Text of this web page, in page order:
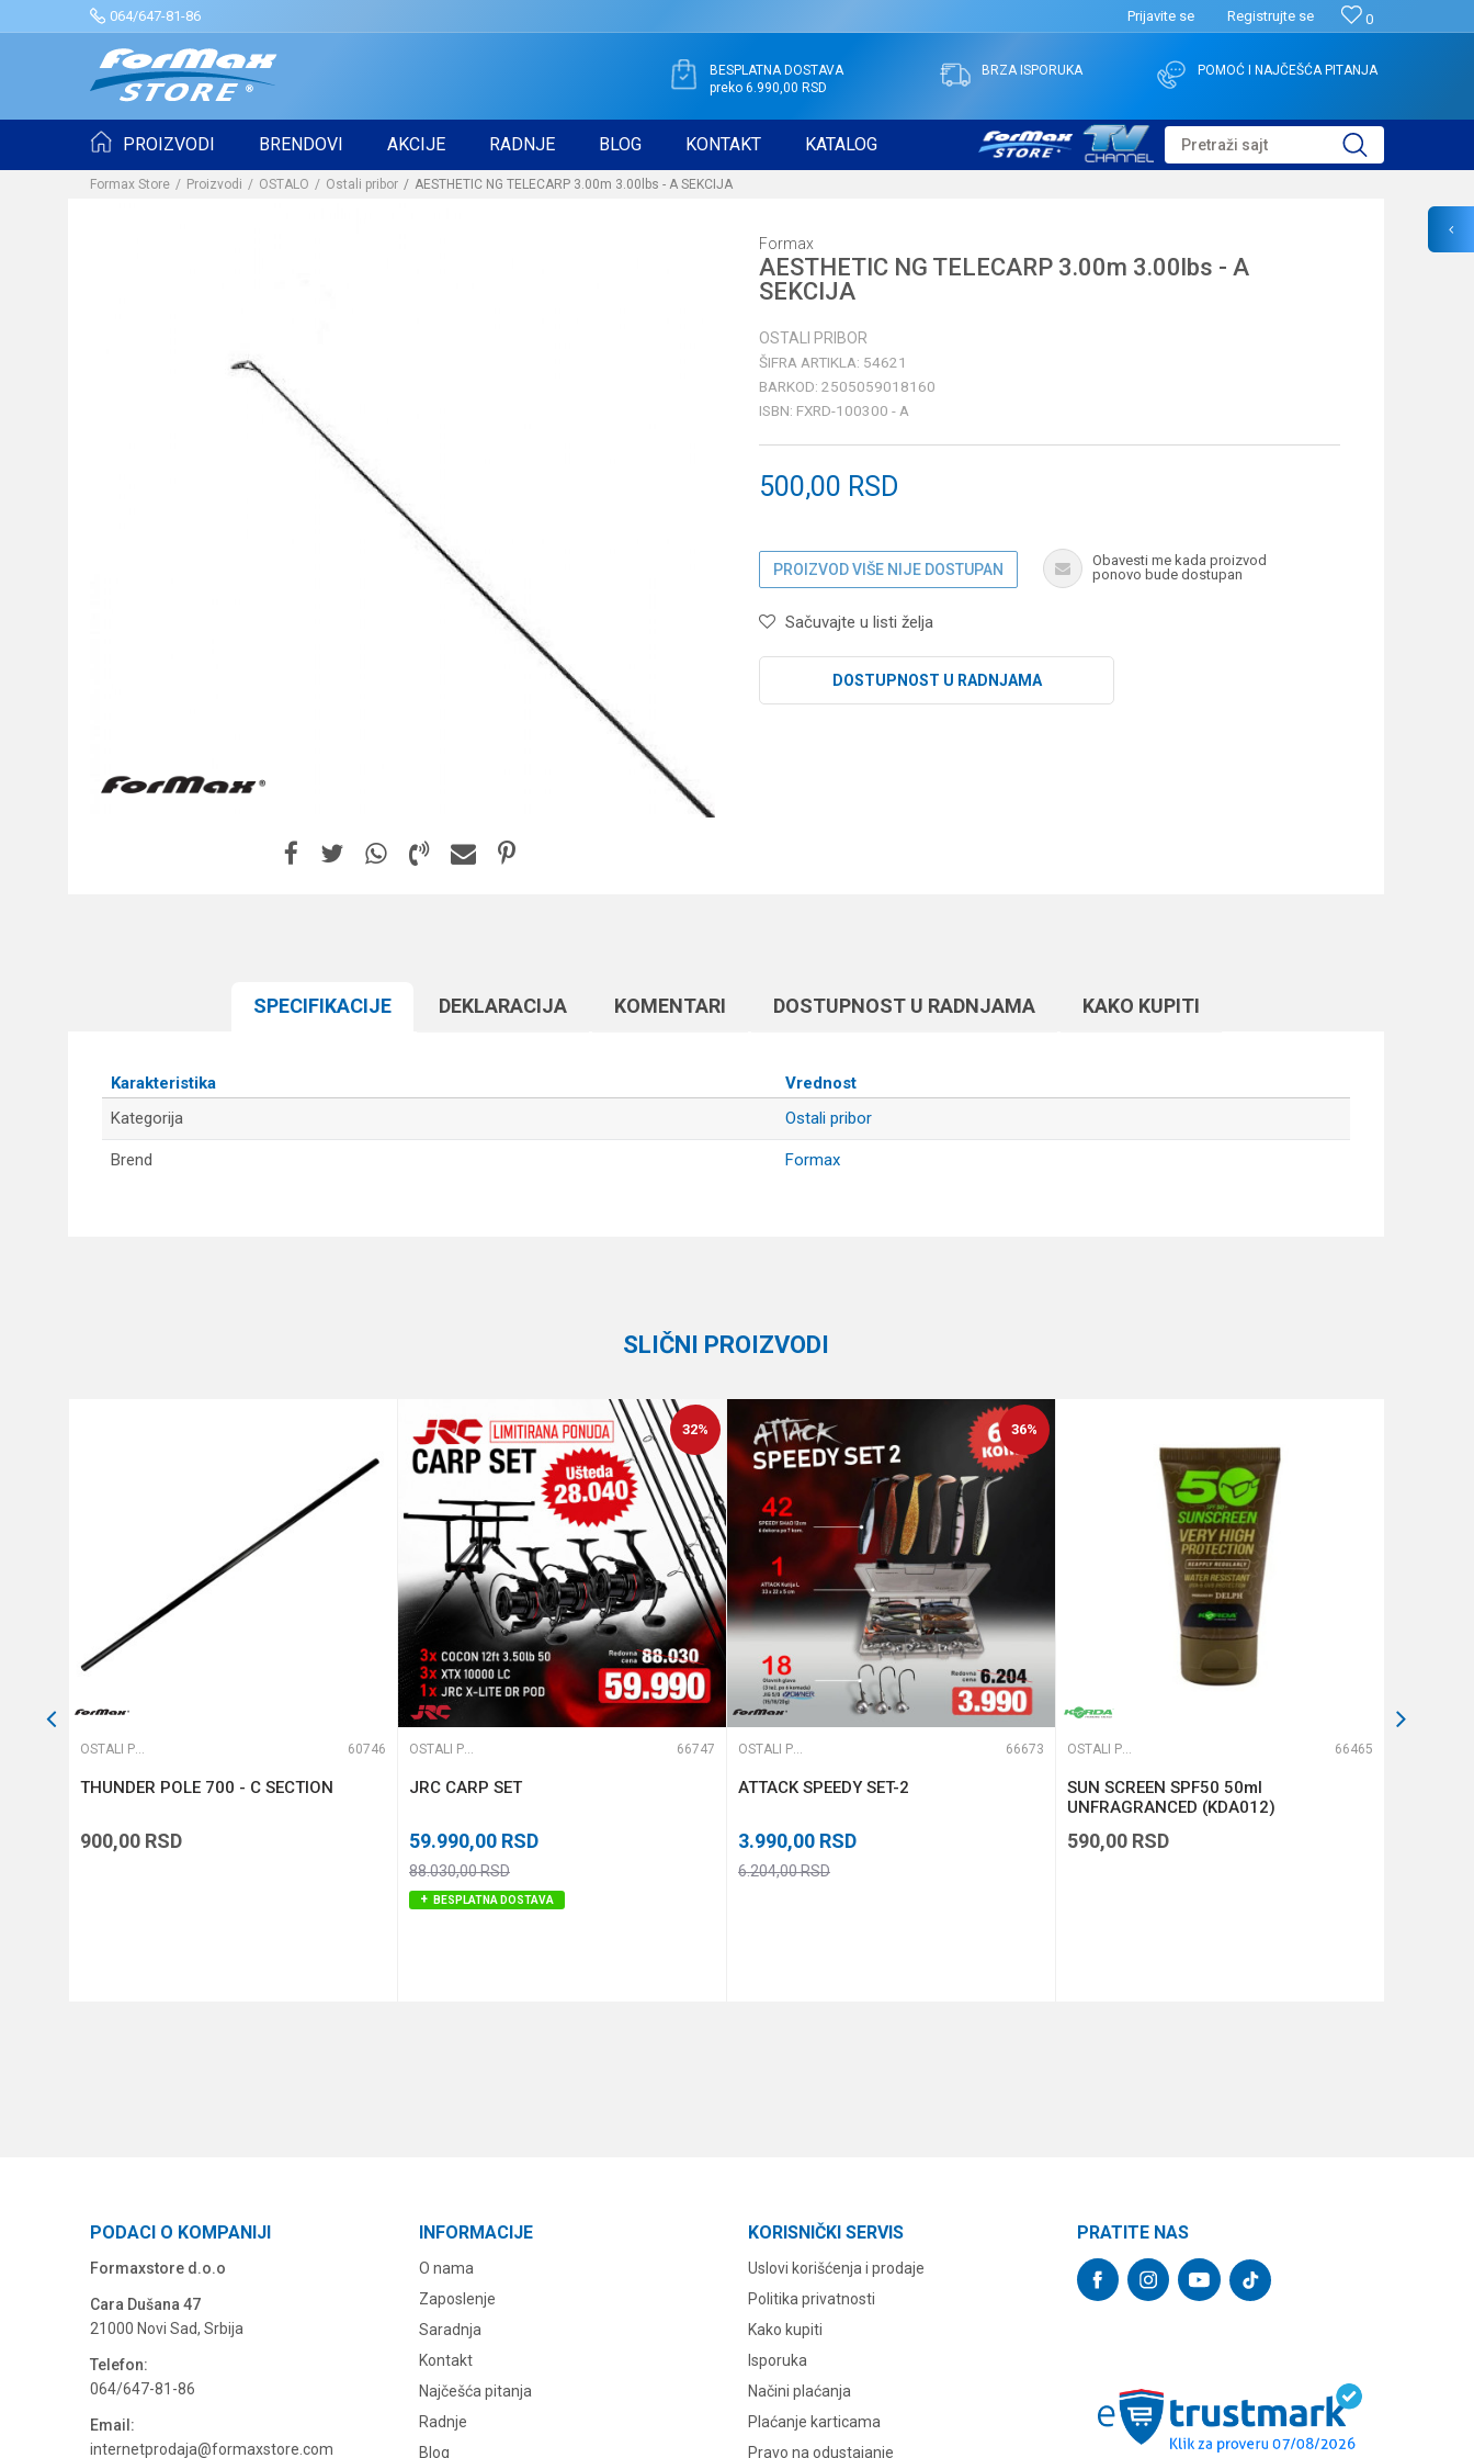
064/647-81-86 0
Prijavite se Registrujte se
BESPLATNA DOSTAVA
preko 6.990,00 RSD
BRZA ISPORUKA POMOĆ I NAJČEŠĆA PITANJA
PROIZVODI BRENDOVI AKCIJE RADNJE BLOG KONTAKT KATALOG Pretraži sajt
Formax Store Proizvodi OSTALO Ostali pribor AESTHETIC NG TELECARP 3.00m 3.00lbs - A SEKCIJA
Formax
AESTHETIC NG TELECARP 3.00m 3.00lbs - A
SEKCIJA
OSTALI PRIBOR
ŠIFRA ARTIKLA: 54621
BARKOD: 2505059018160
ISBN: FXRD-100300 - A
500,00 RSD
PROIZVOD VIŠE NIJE DOSTUPAN
Obavesti me kada proizvod
ponovo bude dostupan
Sačuvajte u listi želja
DOSTUPNOST U RADNJAMA
SPECIFIKACIJЕ DEKLARACIJA KOMENTARI DOSTUPNOST U RADNJAMA KAKO KUPITI
Karakteristika
Vrednost
Kategorija
Ostali pribor
Brend Formax
Anti-spam zaštita - izračunajte koliko je 6 - 1 :
SLIČNI PROIZVODI
OSTALI PRIBOR 60746
THUNDER POLE 700 - C SECTION
900,00 RSD
32%
OSTALI PRIBOR 66747
JRC CARP SET
59.990,00 RSD
88.030,00RSD
BESPLATNA DOSTAVA
36%
OSTALI PRIBOR 66673
ATTACK SPEEDY SET-2
3.990,00 RSD
6.204,00RSD
OSTALI PRIBOR 66465
SUN SCREEN SPF50 50ml
UNFRAGRANCED (KDA012)
590,00 RSD
PODACI O KOMPANIJI
Formaxstore d.o.o
Cara Dušana 47
21000 Novi Sad, Srbija
Telefon:
064/647-81-86
Email:
internetprodaja@formaxstore.com
INFORMACIJE
O nama
Zaposlenje
Saradnja
Kontakt
Najčešća pitanja
Radnje
Blog
KORISNIČKI SERVIS
Uslovi korišćenja i prodaje
Politika privatnosti
Kako kupiti
Isporuka
Načini plaćanja
Plaćanje karticama
Pravo na odustajanje
PRATITE NAS